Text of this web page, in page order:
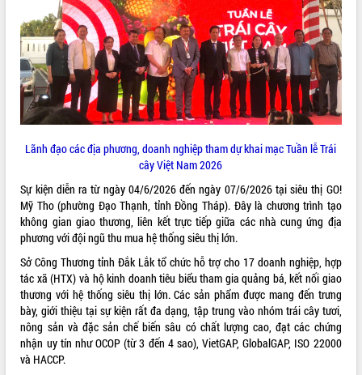
VĂN BẢN HĐND TỈNH
ĐIỂM TIN VĂN BẢN
QUY HOẠCH - KẾ HOẠCH
Lãnh đạo các địa phương, doanh nghiệp tham dự khai mạc Tuần lễ Trái
cây Việt Nam 2026
Sự kiện diễn ra từ ngày 04/6/2026 đến ngày 07/6/2026 tại siêu thị GO!
Mỹ Tho (phường Đạo Thạnh, tỉnh Đồng Tháp). Đây là chương trình tạo
không gian giao thương, liên kết trực tiếp giữa các nhà cung ứng địa
phương với đội ngũ thu mua hệ thống siêu thị lớn.
Sở Công Thương tỉnh Đắk Lắk tổ chức hỗ trợ cho 17 doanh nghiệp, hợp
tác xã (HTX) và hộ kinh doanh tiêu biểu tham gia quảng bá, kết nối giao
thương với hệ thống siêu thị lớn. Các sản phẩm được mang đến trưng
bày, giới thiệu tại sự kiện rất đa dạng, tập trung vào nhóm trái cây tươi,
nông sản và đặc sản chế biến sâu có chất lượng cao, đạt các chứng
nhận uy tín như OCOP (từ 3 đến 4 sao), VietGAP, GlobalGAP, ISO 22000
và HACCP.